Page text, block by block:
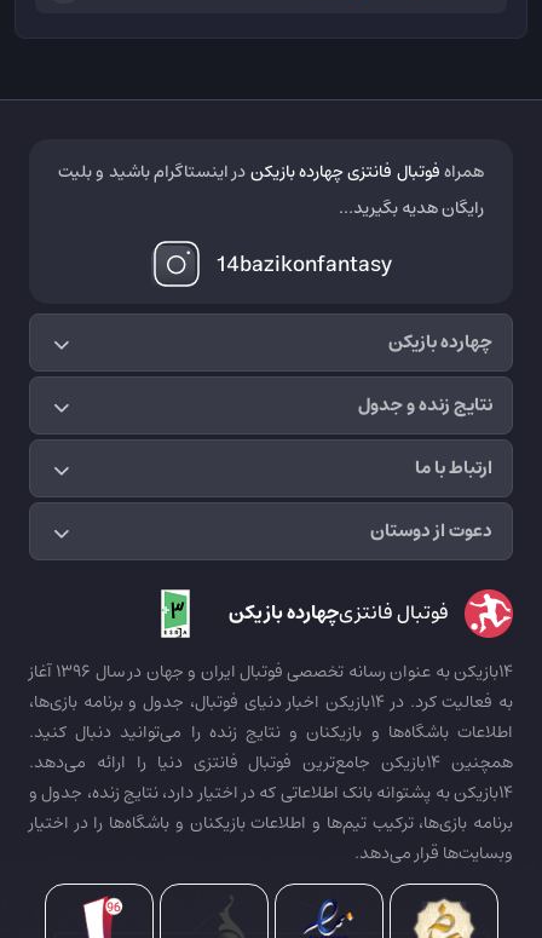
چهارده بازیکن
نتایج زنده و جدول
ارتباط با ما
دعوت از دوستان
همراهفوتبال فانتزی چهارده بازیکندر اینستاگرام باشید و بلیت
رایگان هدیه بگیرید...
14bazikonfantasy
فوتبال فانتزیچهارده بازیکن
14بازیکن به عنوان رسانه تخصصی فوتبال ایران و جهان در سال 1396 آغاز
به فعالیت کرد. در 14بازیکن اخبار دنیای فوتبال، جدول و برنامه بازی‌ها،
اطلاعات باشگاه‌ها و بازیکنان و نتایج زنده را می‌توانید دنبال کنید.
همچنین 14بازیکن جامع‌ترین فوتبال فانتزی دنیا را ارائه می‌دهد.
14بازیکن به پشتوانه بانک اطلاعاتی که در اختیار دارد، نتایج زنده، جدول و
برنامه بازی‌ها، ترکیب تیم‌ها و اطلاعات بازیکنان و باشگاه‌ها را در اختیار
وبسایت‌ها قرار می‌دهد.